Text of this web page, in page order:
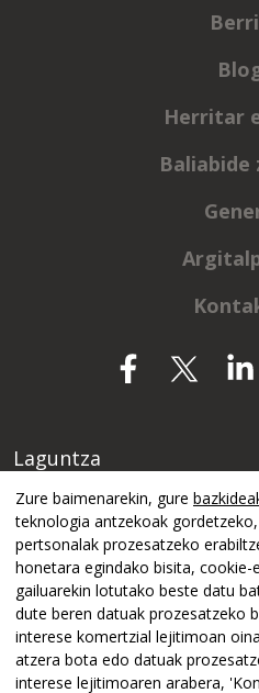
Herritar
Baliabide
Laguntza
Zure baimenarekin, gure
teknologia antzekoak
pertsonalak prozesatzeko
honetara egindako bisita, cookie-
gailuarekin lotutako beste datu
dute beren datuak prozesatzeko
interese komertzial lejitimoan
atzera bota edo datuak
interese lejitimoaren arabera,